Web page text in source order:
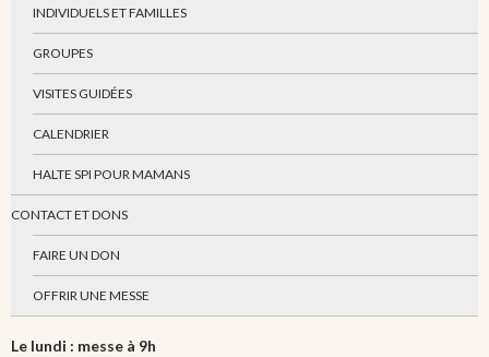
INDIVIDUELS ET FAMILLES
GROUPES
VISITES GUIDÉES
CALENDRIER
HALTE SPI POUR MAMANS
CONTACT ET DONS
FAIRE UN DON
OFFRIR UNE MESSE
Le lundi : messe à 9h